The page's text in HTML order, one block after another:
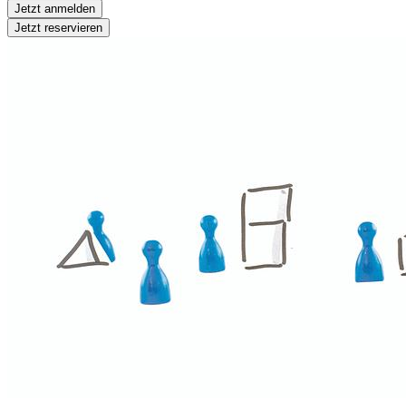
Jetzt anmelden
Jetzt reservieren